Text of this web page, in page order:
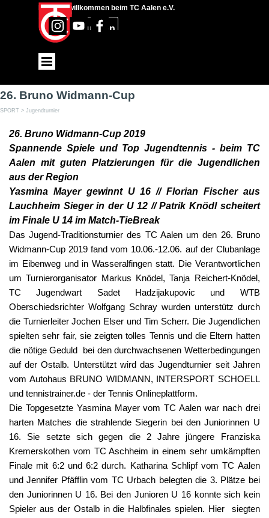
Direkt zum Seiteninhalt
Herzlich willkommen beim TC Aalen e.V.
Suchen
26. Bruno Widmann-Cup
SPORT > Jugendturnier
26. Bruno Widmann-Cup 2019
Spannende Spiele und Top Jugendtennis - beim TC
Aalen mit guten Platzierungen für die Jugendlichen
aus der Region
Yasmina Mayer gewinnt U 16 // Florian Fischer aus
Lauchheim Sieger in der U 12 // Patrik Knödl scheitert
im Finale U 14 im Match-TieBreak
Das Jugend-Traditionsturnier des TC Aalen um den 26. Bruno
Widmann-Cup 2019 fand vom 10.06.-12.06. auf der Clubanlage
im Eibenweg und in Wasseralfingen statt. Die Verantwortlichen
um Turnierorganisator Markus Knödel, Tanja Reichert-Knödel,
TC Jugendwart Sadet Hadzijakupovic und WTB
Oberschiedsrichter Wolfgang Schray wurden unterstütz durch
die Turnierleiter Jochen Elser und Tim Scherr. Die Jugendlichen
spielten sehr fair, sie zeigten tolles Tennis und die Eltern hatten
die nötige Geduld bei den durchwachsenen Wetterbedingungen
auf der Ostalb. Unterstützt wird das Jugendturnier seit Jahren
vom Autohaus BRUNO WIDMANN, INTERSPORT SCHOELL
und tennistrainer.de - der Tennis Onlineplattform.
Die Topgesetzte Yasmina Mayer vom TC Aalen war nach drei
harten Matches die strahlende Siegerin bei den Juniorinnen U
16. Sie setzte sich gegen die 2 Jahre jüngere Franziska
Kremerskothen vom TC Aschheim in einem sehr umkämpften
Finale mit 6:2 und 6:2 durch. Katharina Schlipf vom TC Aalen
und Jennifer Pfäfflin vom TC Urbach belegten die 3. Plätze bei
den Juniorinnen U 16. Bei den Junioren U 16 konnte sich kein
Spieler aus der Ostalb in die Halbfinales spielen. Hier siegten